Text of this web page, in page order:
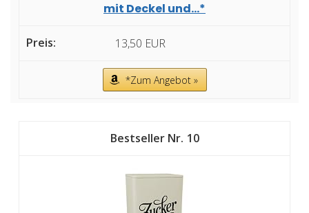
mit Deckel und...*
13,50 EUR
*Zum Angebot »
10